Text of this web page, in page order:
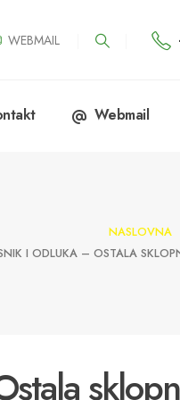
WEBMAIL
Webmail
NASLOVNA
I ODLUKA – OSTALA